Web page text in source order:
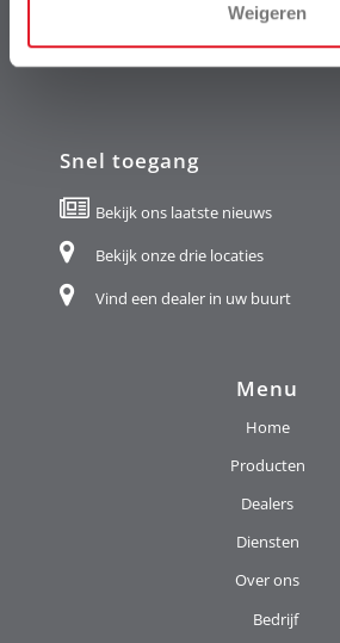
Weigeren
Snel toegang
Bekijk ons laatste nieuws
Bekijk onze drie locaties
Vind een dealer in uw buurt
Menu
Home
Producten
Dealers
Diensten
Over ons
Bedrijf